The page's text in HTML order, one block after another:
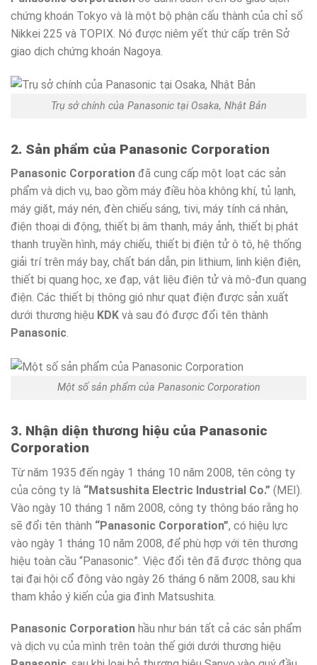
chứng khoán Tokyo và là một bộ phận cấu thành của chỉ số
Nikkei 225 và TOPIX. Nó được niêm yết thứ cấp trên Sở
giao dịch chứng khoán Nagoya.
Trụ sở chính của Panasonic tại Osaka, Nhật Bản
2. Sản phẩm của Panasonic Corporation
Panasonic Corporation đã cung cấp một loạt các sản
phẩm và dịch vụ, bao gồm máy điều hòa không khí, tủ lạnh,
máy giặt, máy nén, đèn chiếu sáng, tivi, máy tính cá nhân,
điện thoại di động, thiết bị âm thanh, máy ảnh, thiết bị phát
thanh truyền hình, máy chiếu, thiết bị điện tử ô tô, hệ thống
giải trí trên máy bay, chất bán dẫn, pin lithium, linh kiện điện,
thiết bị quang học, xe đạp, vật liệu điện tử và mô-đun quang
điện. Các thiết bị thông gió như quạt điện được sản xuất
dưới thương hiệu KDK và sau đó được đổi tên thành
Panasonic.
Một số sản phẩm của Panasonic Corporation
3. Nhận diện thương hiệu của Panasonic
Corporation
Từ năm 1935 đến ngày 1 tháng 10 năm 2008, tên công ty
của công ty là “Matsushita Electric Industrial Co.” (MEI).
Vào ngày 10 tháng 1 năm 2008, công ty thông báo rằng họ
sẽ đổi tên thành “Panasonic Corporation”, có hiệu lực
vào ngày 1 tháng 10 năm 2008, để phù hợp với tên thương
hiệu toàn cầu “Panasonic”. Việc đổi tên đã được thông qua
tại đại hội cổ đông vào ngày 26 tháng 6 năm 2008, sau khi
tham khảo ý kiến ​​của gia đình Matsushita.
Panasonic Corporation hầu như bán tất cả các sản phẩm
và dịch vụ của mình trên toàn thế giới dưới thương hiệu